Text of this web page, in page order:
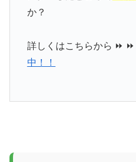
か？
詳しくはこちらから ⏩
中！！